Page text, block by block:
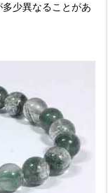
少異なることがあ